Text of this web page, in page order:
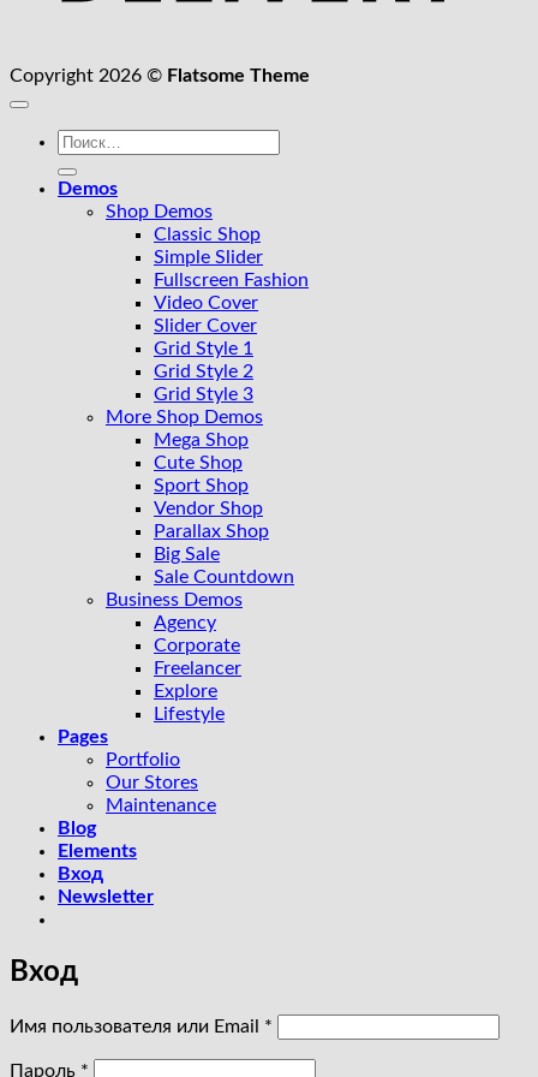
Copyright 2026 © Flatsome Theme
Искать:
Demos
Shop Demos
Classic Shop
Simple Slider
Fullscreen Fashion
Video Cover
Slider Cover
Grid Style 1
Grid Style 2
Grid Style 3
More Shop Demos
Mega Shop
Cute Shop
Sport Shop
Vendor Shop
Parallax Shop
Big Sale
Sale Countdown
Business Demos
Agency
Corporate
Freelancer
Explore
Lifestyle
Pages
Portfolio
Our Stores
Maintenance
Blog
Elements
Вход
Newsletter
Вход
Имя пользователя или Email *
Пароль *